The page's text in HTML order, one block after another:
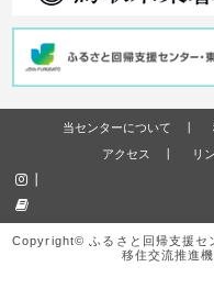
当センターについて
アクセス
リ
Copyright© ふるさと回帰支援セ
移住交流推進